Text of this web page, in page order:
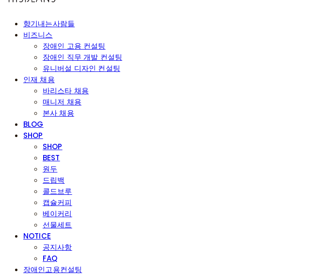
향기내는사람들
비즈니스
장애인 고용 컨설팅
장애인 직무 개발 컨설팅
유니버설 디자인 컨설팅
인재 채용
바리스타 채용
매니저 채용
본사 채용
BLOG
SHOP
SHOP
BEST
원두
드립백
콜드브루
캡슐커피
베이커리
선물세트
NOTICE
공지사항
FAQ
장애인고용컨설팅